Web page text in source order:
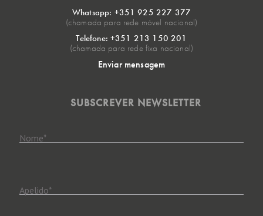
Whatsapp: +351 925 227 377
(chamada para rede móvel nacional)
Telefone: +351 213 150 201
(chamada para rede fixa nacional)
Enviar mensagem
SUBSCREVER NEWSLETTER
Nome*
Apelido*